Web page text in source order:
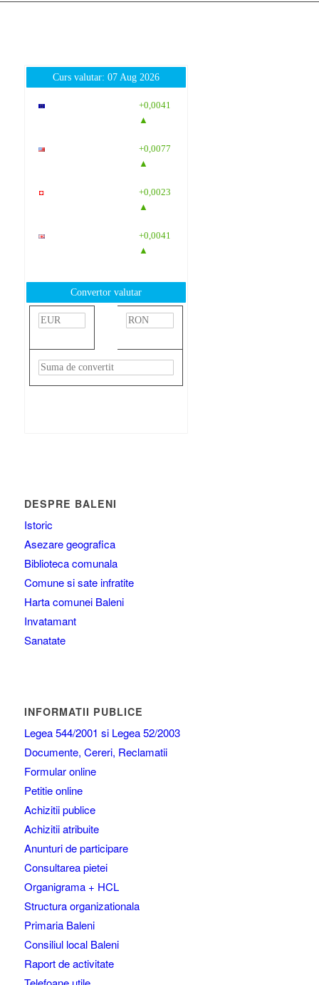
Curs valutar: 07 Aug 2026
+0,0041
▲
+0,0077
▲
+0,0023
▲
+0,0041
▲
Convertor valutar
DESPRE BALENI
Istoric
Asezare geografica
Biblioteca comunala
Comune si sate infratite
Harta comunei Baleni
Invatamant
Sanatate
INFORMATII PUBLICE
Legea 544/2001 si Legea 52/2003
Documente, Cereri, Reclamatii
Formular online
Petitie online
Achizitii publice
Achizitii atribuite
Anunturi de participare
Consultarea pietei
Organigrama + HCL
Structura organizationala
Primaria Baleni
Consiliul local Baleni
Raport de activitate